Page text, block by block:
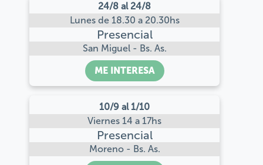
24/8 al 24/8
Lunes de 18.30 a 20.30hs
Presencial
San Miguel - Bs. As.
ME INTERESA
10/9 al 1/10
Viernes 14 a 17hs
Presencial
Moreno - Bs. As.